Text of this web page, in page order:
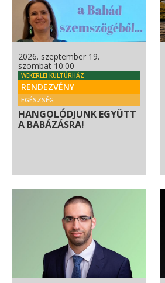
2026. szeptember 19.
szombat 10:00
WEKERLEI KULTÚRHÁZ
RENDEZVÉNY
EGÉSZSÉG
HANGOLÓDJUNK EGYÜTT
A BABÁZÁSRA!